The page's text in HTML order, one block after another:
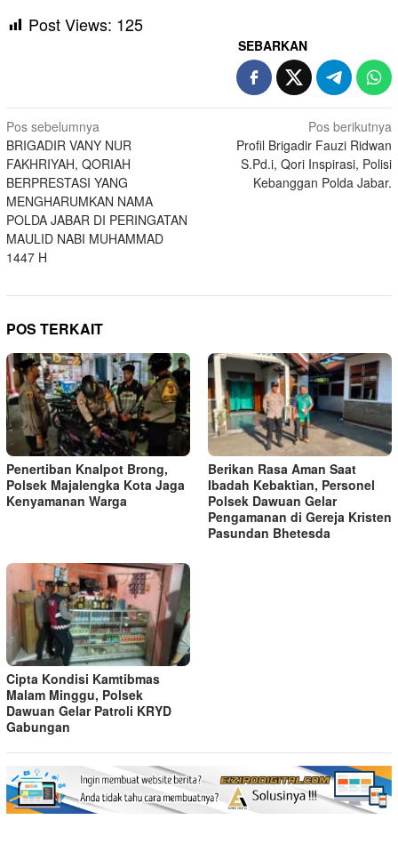
Post Views: 125
SEBARKAN
Navigasi
pos
Pos sebelumnya
BRIGADIR VANY NUR
FAKHRIYAH, QORIAH
BERPRESTASI YANG
MENGHARUMKAN NAMA
POLDA JABAR DI PERINGATAN
MAULID NABI MUHAMMAD
1447 H
Pos berikutnya
Profil Brigadir Fauzi Ridwan
S.Pd.i, Qori Inspirasi, Polisi
Kebanggan Polda Jabar.
POS TERKAIT
Penertiban Knalpot Brong,
Polsek Majalengka Kota Jaga
Kenyamanan Warga
Berikan Rasa Aman Saat
Ibadah Kebaktian, Personel
Polsek Dawuan Gelar
Pengamanan di Gereja Kristen
Pasundan Bhetesda
Cipta Kondisi Kamtibmas
Malam Minggu, Polsek
Dawuan Gelar Patroli KRYD
Gabungan